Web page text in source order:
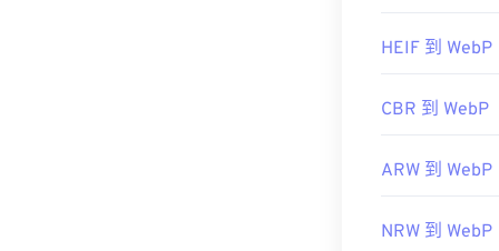
HEIF 到 WebP
CBR 到 WebP
ARW 到 WebP
NRW 到 WebP